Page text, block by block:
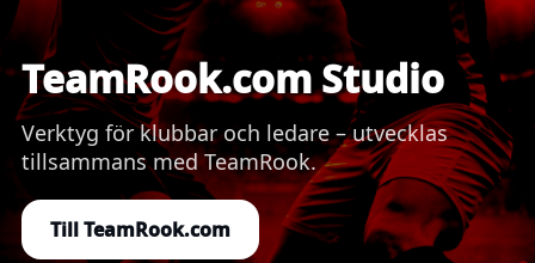
TeamRook.com Studio
Verktyg för klubbar och ledare – utvecklas
tillsammans med TeamRook.
Till TeamRook.com